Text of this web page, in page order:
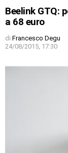
Beelink GTQ:
a 68 euro
di Francesco Degu
24/08/2015, 17:30